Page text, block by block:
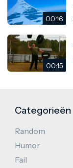
00:16
00:15
Categorieën
Random
Humor
Fail